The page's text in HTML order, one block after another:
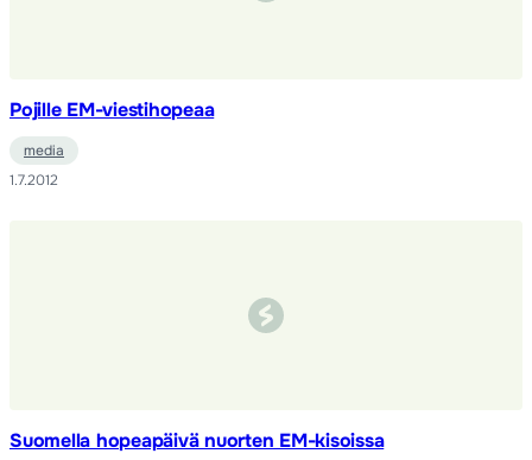
Pojille EM-viestihopeaa
media
1.7.2012
Suomella hopeapäivä nuorten EM-kisoissa